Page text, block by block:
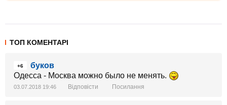
ТОП КОМЕНТАРІ
+6
буков
Одесса - Москва можно было не менять.
03.07.2018 19:46 Відповісти Посилання